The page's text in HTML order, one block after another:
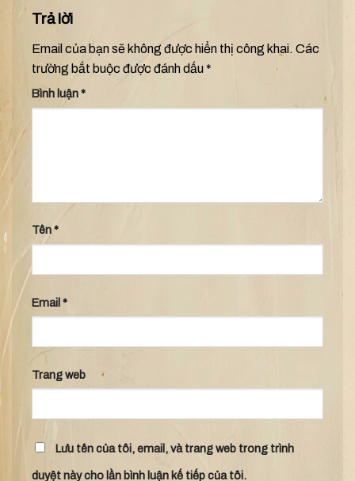
Trả lời
Email của bạn sẽ không được hiển thị công khai. Các
trường bắt buộc được đánh dấu*
Bình luận*
Tên*
Email*
Trang web
Lưu tên của tôi, email, và trang web trong trình
duyệt này cho lần bình luận kế tiếp của tôi.